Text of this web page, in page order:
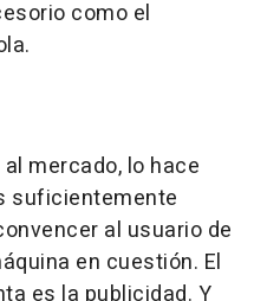
como el
mercado, lo hace
suficientemente
al usuario de
en cuestión. El